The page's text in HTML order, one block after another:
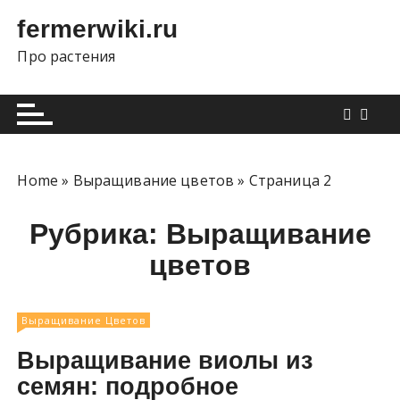
й
fermerwiki.ru
Про растения
Home » Выращивание цветов » Страница 2
Рубрика: Выращивание
цветов
Выращивание Цветов
Выращивание виолы из
семян: подробное